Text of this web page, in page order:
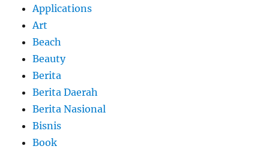
Applications
Art
Beach
Beauty
Berita
Berita Daerah
Berita Nasional
Bisnis
Book